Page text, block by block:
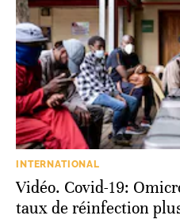
INTERNATIONAL
Vidéo. Covid-19:
taux de réinfection